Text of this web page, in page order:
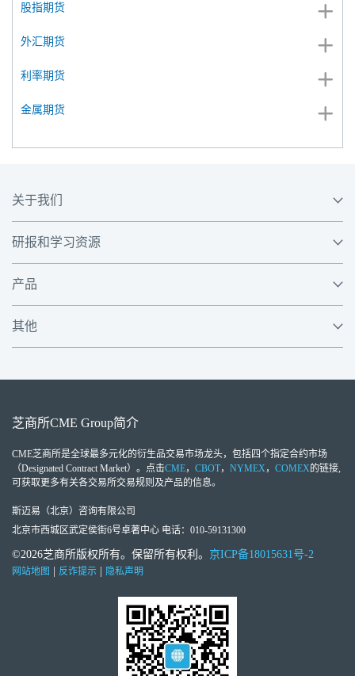
股指期货
外汇期货
利率期货
金属期货
关于我们
研报和学习资源
产品
其他
芝商所CME Group简介
CME芝商所是全球最多元化的衍生品交易市场龙头，包括四个指定合约市场
（Designated Contract Market）。点击CME， CBOT， NYMEX， COMEX的链接,
可获取更多有关各交易所交易规则及产品的信息。
斯迈易（北京）咨询有限公司
北京市西城区武定侯街6号卓著中心 电话：010-59131300
©2026芝商所版权所有。保留所有权利。 京ICP备18015631号-2
网站地图 反诈提示 隐私声明